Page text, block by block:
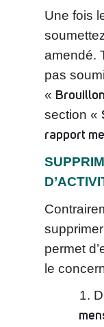
Une fois
amendé.
pas
« Brouillon
section «
rapport
permet
le